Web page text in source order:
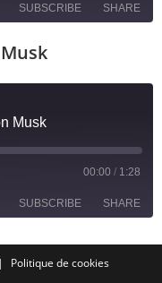
SUBSCRIBE SHARE
Musk
00:00 / 1:28
SUBSCRIBE SHARE
Politique de cookies